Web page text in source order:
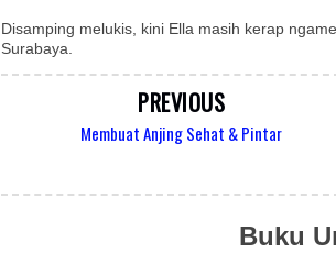
Disamping melukis, kini Ella masih kerap
Surabaya.
PREVIOUS
Membuat Anjing Sehat & Pintar
Buku